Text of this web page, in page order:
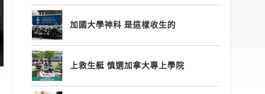
加國大學神科 是這樣收生的
上救生艇 慎選加拿大專上學院